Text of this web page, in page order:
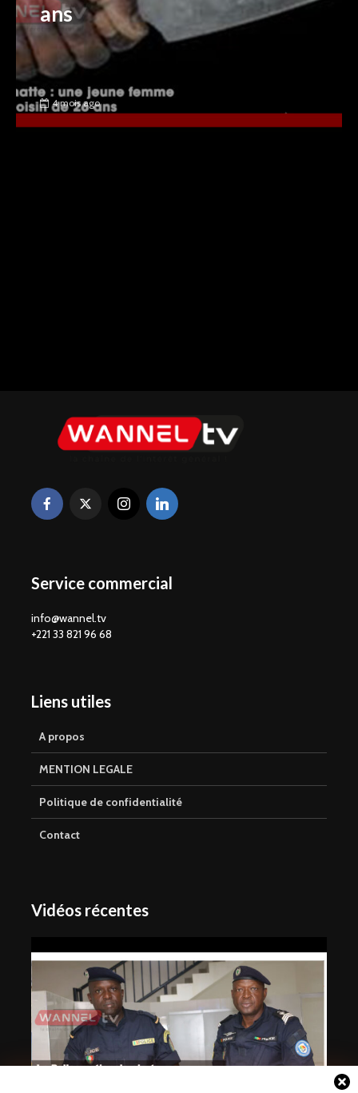
ans
4 mois ago
Service commercial
info@wannel.tv
+221 33 821 96 68
Liens utiles
A propos
MENTION LEGALE
Politique de confidentialité
Contact
Vidéos récentes